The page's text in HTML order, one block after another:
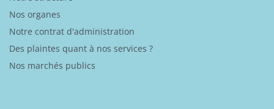
Nos organes
Notre contrat d'administration
Des plaintes quant à nos services ?
Nos marchés publics